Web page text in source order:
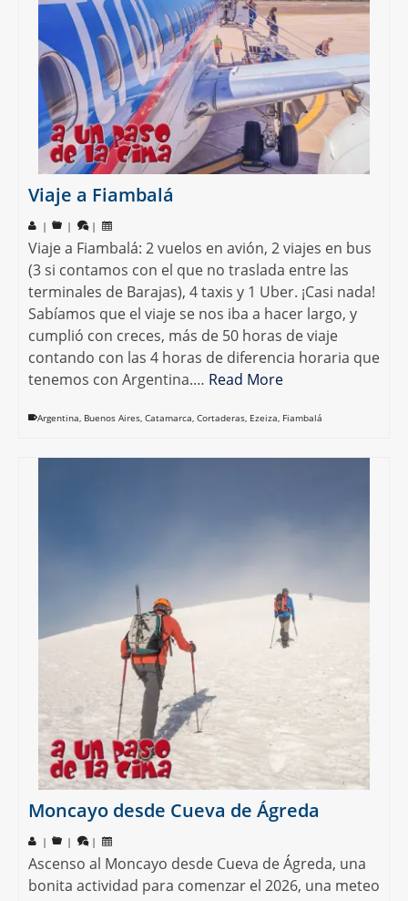
Viaje a Fiambalá
| | |
Viaje a Fiambalá: 2 vuelos en avión, 2 viajes en bus
(3 si contamos con el que no traslada entre las
terminales de Barajas), 4 taxis y 1 Uber. ¡Casi nada!
Sabíamos que el viaje se nos iba a hacer largo, y
cumplió con creces, más de 50 horas de viaje
contando con las 4 horas de diferencia horaria que
tenemos con Argentina.… Read More
Argentina, Buenos Aires, Catamarca, Cortaderas, Ezeiza, Fiambalá
Moncayo desde Cueva de Ágreda
| | |
Ascenso al Moncayo desde Cueva de Ágreda, una
bonita actividad para comenzar el 2026, una meteo